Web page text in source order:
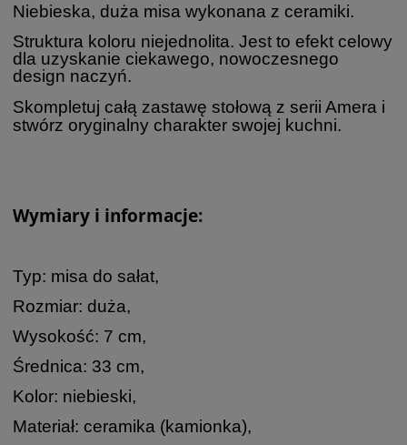
Niebieska, duża misa wykonana z ceramiki.
Struktura koloru niejednolita. Jest to efekt celowy
dla uzyskanie ciekawego, nowoczesnego
design naczyń.
Skompletuj całą zastawę stołową z serii Amera i
stwórz oryginalny charakter swojej kuchni.
Wymiary i informacje:
Typ: misa do sałat,
Rozmiar: duża,
Wysokość: 7 cm,
Średnica: 33 cm,
Kolor: niebieski,
Materiał: ceramika (kamionka),